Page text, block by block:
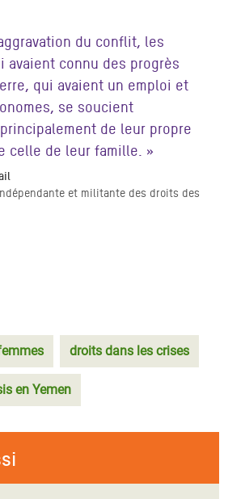
du conflit, les
avaient connu des progrès
qui avaient un emploi et
se soucient
de leur propre
celle de leur famille. »
et militante des droits des
droits dans les crises
en Yemen